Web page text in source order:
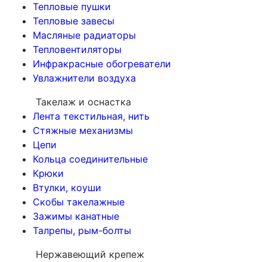
Тепловые пушки
Тепловые завесы
Масляные радиаторы
Тепловентиляторы
Инфракрасные обогреватели
Увлажнители воздуха
Такелаж и оснастка
Лента текстильная, нить
Стяжные механизмы
Цепи
Кольца соединительные
Крюки
Втулки, коуши
Скобы такелажные
Зажимы канатные
Талрепы, рым-болты
Нержавеющий крепеж